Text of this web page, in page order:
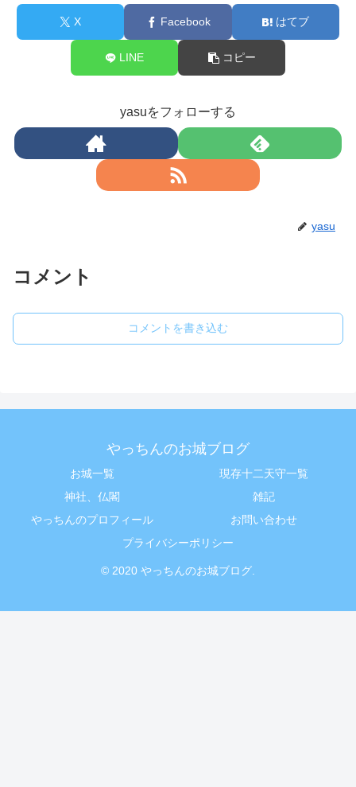
X Facebook はてブ
LINE コピー
yasuをフォローする
yasu
コメント
コメントを書き込む
やっちんのお城ブログ
お城一覧
現存十二天守一覧
神社、仏閣
雑記
やっちんのプロフィール
お問い合わせ
プライバシーポリシー
© 2020 やっちんのお城ブログ.